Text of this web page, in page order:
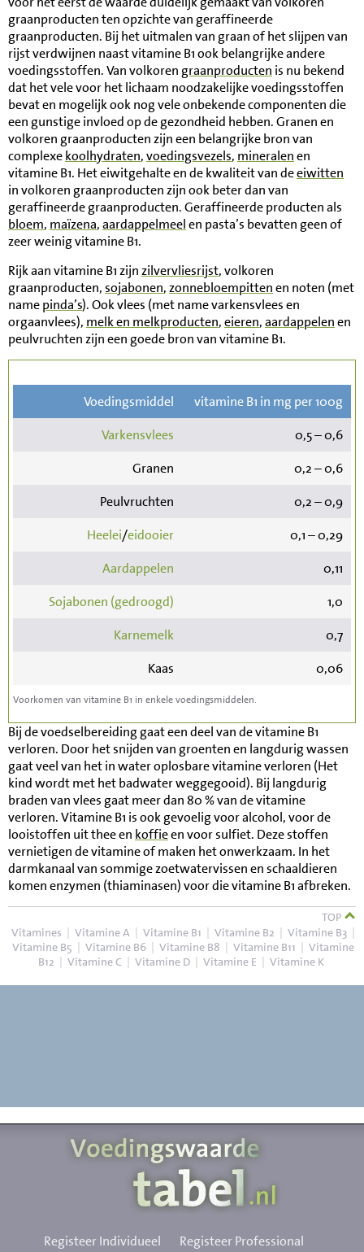
graanproducten ten opzichte van geraffineerde
graanproducten. Bij het uitmalen van graan of het slijpen van
rijst verdwijnen naast vitamine B1 ook belangrijke andere
voedingsstoffen. Van volkoren graanproducten is nu bekend
dat het vele voor het lichaam noodzakelijke voedingsstoffen
bevat en mogelijk ook nog vele onbekende componenten die
een gunstige invloed op de gezondheid hebben. Granen en
volkoren graanproducten zijn een belangrijke bron van
complexekoolhydraten,voedingsvezels, mineralenen
vitamine B1. Het eiwitgehalte en de kwaliteit van deeiwitten
in volkoren graanproducten zijn ook beter dan van
geraffineerde graanproducten. Geraffineerde producten als
bloem, maïzena,aardappelmeelen pasta’s bevatten geen of
zeer weinig vitamine B1.
Rijk aan vitamine B1 zijnzilvervliesrijst, volkoren
graanproducten,sojabonen,zonnebloempittenen noten (met
namepinda’s). Ook vlees (met name varkensvlees en
orgaanvlees), melk en melkproducten,eieren,aardappelenen
peulvruchten zijn een goede bron van vitamine B1.
Voedingsmiddel
vitamine B1 in mg per 100g
Varkensvlees
0,5 – 0,6
Granen
0,2 – 0,6
Peulvruchten
0,2 – 0,9
Heelei/eidooier
0,1 – 0,29
Aardappelen
0,11
Sojabonen (gedroogd)
1,0
Karnemelk
0,7
Kaas
0,06
Voorkomen van vitamine B1 in enkele voedingsmiddelen.
Bij de voedselbereiding gaat een deel van de vitamine B1
verloren. Door het snijden van groenten en langdurig wassen
gaat veel van het in water oplosbare vitamine verloren (Het
kind wordt met het badwater weggegooid). Bij langdurig
braden van vlees gaat meer dan 80 % van de vitamine
verloren. Vitamine B1 is ook gevoelig voor alcohol, voor de
looistoffen uit thee en koffieen voor sulfiet. Deze stoffen
vernietigen de vitamine of maken het onwerkzaam. In het
darmkanaal van sommige zoetwatervissen en schaaldieren
komen enzymen (thiaminasen) voor die vitamine B1 afbreken.
TOP
Vitamines | Vitamine A | Vitamine B1 | Vitamine B2 | Vitamine B3 |
Vitamine B5 | Vitamine B6 | Vitamine B8 | Vitamine B11 | Vitamine
B12 | Vitamine C | Vitamine D | Vitamine E | Vitamine K
Registeer Individueel Registeer Professional